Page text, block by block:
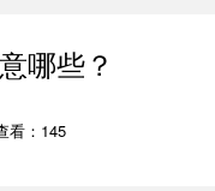
哪些？
看：145